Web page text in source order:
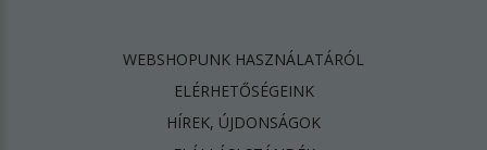
WEBSHOPUNK HASZNÁLATÁRÓL
ELÉRHETŐSÉGEINK
HÍREK, ÚJDONSÁGOK